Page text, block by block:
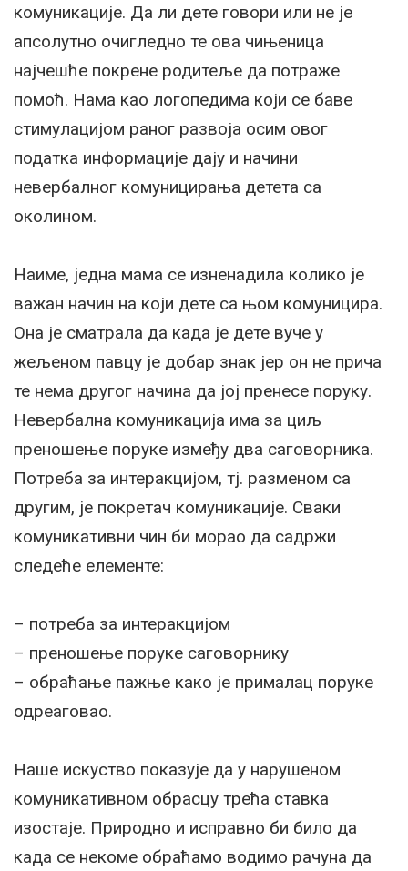
комуникације. Да ли дете говори или не је
апсолутно очигледно те ова чињеница
најчешће покрене родитеље да потраже
помоћ. Нама као логопедима који се баве
стимулацијом раног развоја осим овог
податка информације дају и начини
невербалног комуницирања детета са
околином.
Наиме, једна мама се изненадила колико је
важан начин на који дете са њом комуницира.
Она је сматрала да када је дете вуче у
жељеном павцу је добар знак јер он не прича
те нема другог начина да јој пренесе поруку.
Невербална комуникација има за циљ
преношење поруке између два саговорника.
Потреба за интеракцијом, тј. разменом са
другим, је покретач комуникације. Сваки
комуникативни чин би морао да садржи
следеће елементе:
– потреба за интеракцијом
– преношење поруке саговорнику
– обраћање пажње како је прималац поруке
одреаговао.
Наше искуство показује да у нарушеном
комуникативном обрасцу трећа ставка
изостаје. Природно и исправно би било да
када се некоме обраћамо водимо рачуна да